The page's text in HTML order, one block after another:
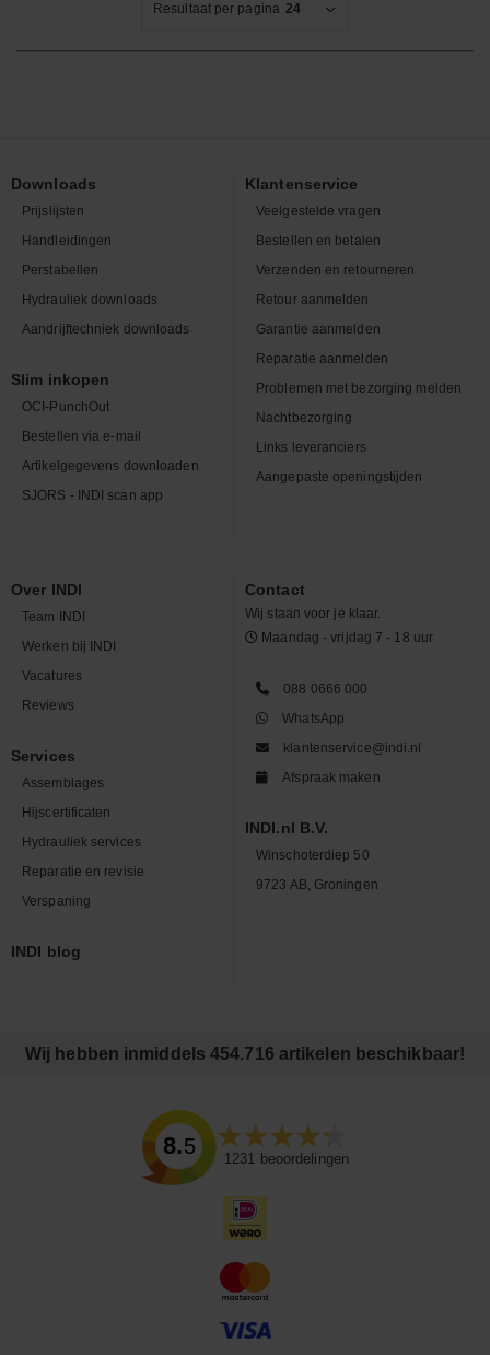
Resultaat per pagina 24
Downloads
Prijslijsten
Handleidingen
Perstabellen
Hydrauliek downloads
Aandrijftechniek downloads
Slim inkopen
OCI-PunchOut
Bestellen via e-mail
Artikelgegevens downloaden
SJORS - INDI scan app
Klantenservice
Veelgestelde vragen
Bestellen en betalen
Verzenden en retourneren
Retour aanmelden
Garantie aanmelden
Reparatie aanmelden
Problemen met bezorging melden
Nachtbezorging
Links leveranciers
Aangepaste openingstijden
Over INDI
Team INDI
Werken bij INDI
Vacatures
Reviews
Services
Assemblages
Hijscertificaten
Hydrauliek services
Reparatie en revisie
Verspaning
INDI blog
Contact
Wij staan voor je klaar.
Maandag - vrijdag 7 - 18 uur
088 0666 000
WhatsApp
klantenservice@indi.nl
Afspraak maken
INDI.nl B.V.
Winschoterdiep 50
9723 AB, Groningen
Wij hebben inmiddels 454.716 artikelen beschikbaar!
8.5
1231 beoordelingen